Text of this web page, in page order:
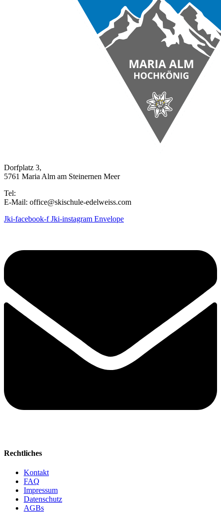
Dorfplatz 3,
5761 Maria Alm am Steinernen Meer
Tel:
E-Mail: office@skischule-edelweiss.com
Jki-facebook-f Jki-instagram Envelope
Rechtliches
Kontakt
FAQ
Impressum
Datenschutz
AGBs